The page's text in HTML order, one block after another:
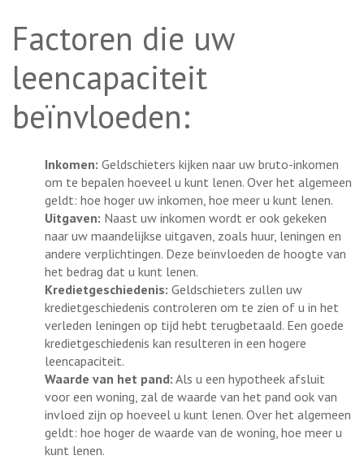
Factoren die uw
leencapaciteit
beïnvloeden:
Inkomen: Geldschieters kijken naar uw bruto-inkomen
om te bepalen hoeveel u kunt lenen. Over het algemeen
geldt: hoe hoger uw inkomen, hoe meer u kunt lenen.
Uitgaven: Naast uw inkomen wordt er ook gekeken
naar uw maandelijkse uitgaven, zoals huur, leningen en
andere verplichtingen. Deze beïnvloeden de hoogte van
het bedrag dat u kunt lenen.
Kredietgeschiedenis: Geldschieters zullen uw
kredietgeschiedenis controleren om te zien of u in het
verleden leningen op tijd hebt terugbetaald. Een goede
kredietgeschiedenis kan resulteren in een hogere
leencapaciteit.
Waarde van het pand: Als u een hypotheek afsluit
voor een woning, zal de waarde van het pand ook van
invloed zijn op hoeveel u kunt lenen. Over het algemeen
geldt: hoe hoger de waarde van de woning, hoe meer u
kunt lenen.